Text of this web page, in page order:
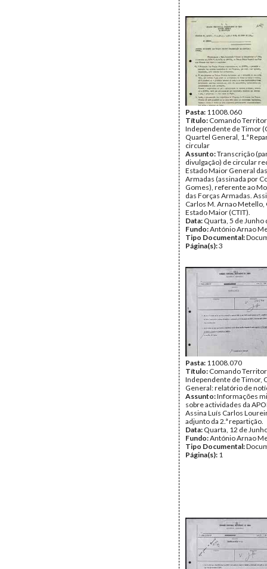
Pasta: 11008.060
Título: Comando
Independente de Timor
Quartel General, 1.ª
circular
Assunto:Transcrição
divulgação) de circular
Estado Maior General
Armadas (assinada por
Gomes), referente ao
das Forças Armadas.
Carlos M. Arnao Metello,
Estado Maior (CTIT).
Data: Quarta, 5 de Junho
Fundo:António Arnao
Tipo Documental:
Página(s):3
Pasta: 11008.070
Título: Comando
Independente de Timor,
General: relatório de
Assunto:Informações
sobre actividades da
Assina Luís Carlos
adjunto da 2.ª repartição.
Data: Quarta, 12 de
Fundo:António Arnao
Tipo Documental:
Página(s): 1